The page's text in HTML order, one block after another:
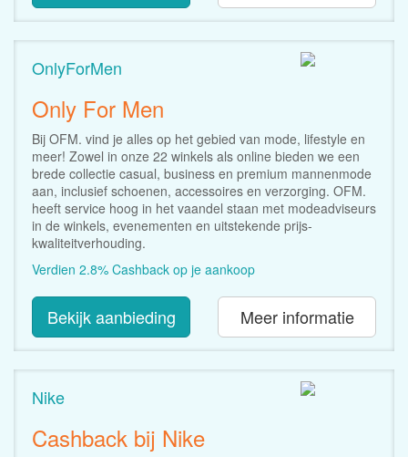
OnlyForMen
Only For Men
Bij OFM. vind je alles op het gebied van mode, lifestyle en
meer! Zowel in onze 22 winkels als online bieden we een
brede collectie casual, business en premium mannenmode
aan, inclusief schoenen, accessoires en verzorging. OFM.
heeft service hoog in het vaandel staan met modeadviseurs
in de winkels, evenementen en uitstekende prijs-
kwaliteitverhouding.
Verdien 2.8% Cashback op je aankoop
Bekijk aanbieding Meer informatie
Nike
Cashback bij Nike